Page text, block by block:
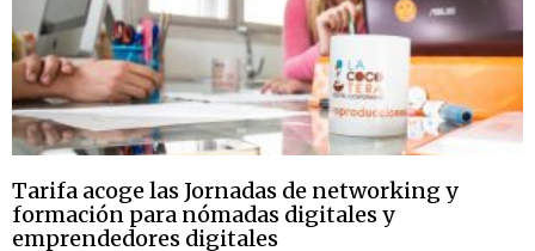
Tarifa acoge las Jornadas de networking y
formación para nómadas digitales y
emprendedores digitales